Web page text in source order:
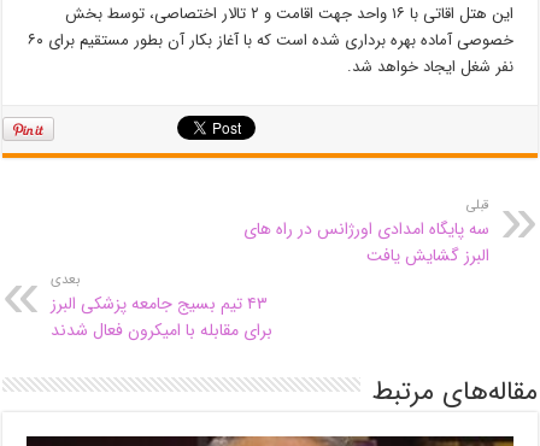
این هتل اقاتی با ۱۶ واحد جهت اقامت و ۲ تالار اختصاصی، توسط بخش
خصوصی آماده بهره برداری شده است که با آغاز بکار آن بطور مستقیم برای ۶۰
نفر شغل ایجاد خواهد شد.
قبلی
سه پایگاه امدادی اورژانس در راه های
البرز گشایش یافت
بعدی
۴۳ تیم بسیج جامعه پزشکی البرز
برای مقابله با امیکرون فعال شدند
مقاله‌های مرتبط